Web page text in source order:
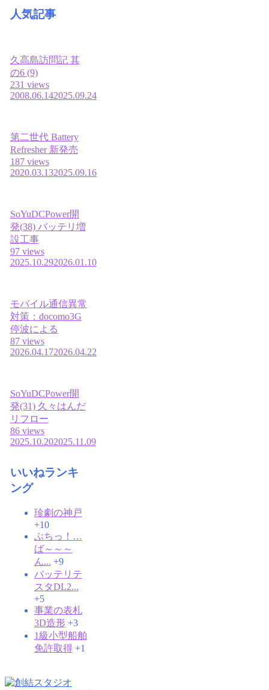
人気記事
久高島訪問記 其
の6 (9)
231 views
2008.06.142025.09.24
第二世代 Battery
Refresher 新発売
187 views
2020.03.132025.09.16
SoYuDCPower開
発(38) バッテリ増
設工事
97 views
2025.10.292026.01.10
モバイル通信異常
対策：docomo3G
停波による
87 views
2026.04.172026.04.22
SoYuDCPower開
発(31) 久々はんだ
リフロー
86 views
2025.10.202025.11.09
いいねランキ
ング
珍劇の神戸
+10
ぶちっ！…
ば～～～
ん... +9
バッテリテ
スタDL2...
+5
事業の表札
3D造形 +3
1級小型船舶
免許取得 +1